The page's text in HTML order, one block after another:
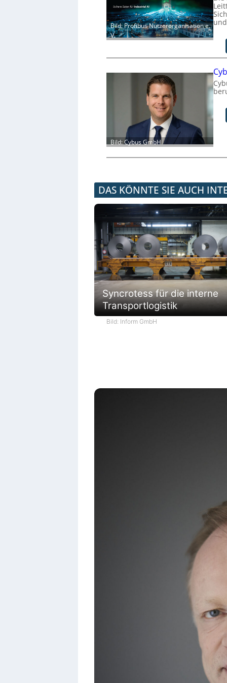
Bild: Profibus Nutzerorganisation e.
V.
Bild: Cybus GmbH
DAS KÖNNTE SIE AUCH
Syncrotess für die interne
Transportlogistik
Bild: Inform GmbH